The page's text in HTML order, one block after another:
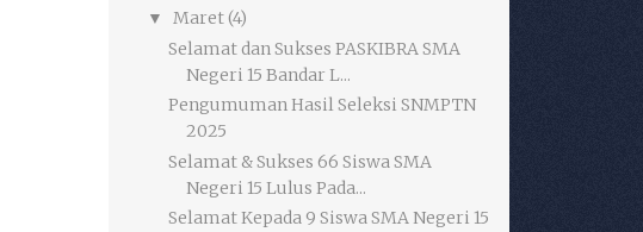
▼ Maret(4)
Selamat dan Sukses PASKIBRA SMA
Negeri 15 Bandar L...
Pengumuman Hasil Seleksi SNMPTN
2025
Selamat & Sukses 66 Siswa SMA
Negeri 15 Lulus Pada...
Selamat Kepada 9 Siswa SMA Negeri 15